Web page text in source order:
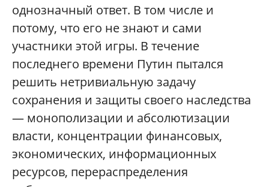
однозначный ответ. В том числе и
потому, что его не знают и сами
участники этой игры. В течение
последнего времени Путин пытался
решить нетривиальную задачу
сохранения и защиты своего наследства
— монополизации и абсолютизации
власти, концентрации финансовых,
экономических, информационных
ресурсов, перераспределения